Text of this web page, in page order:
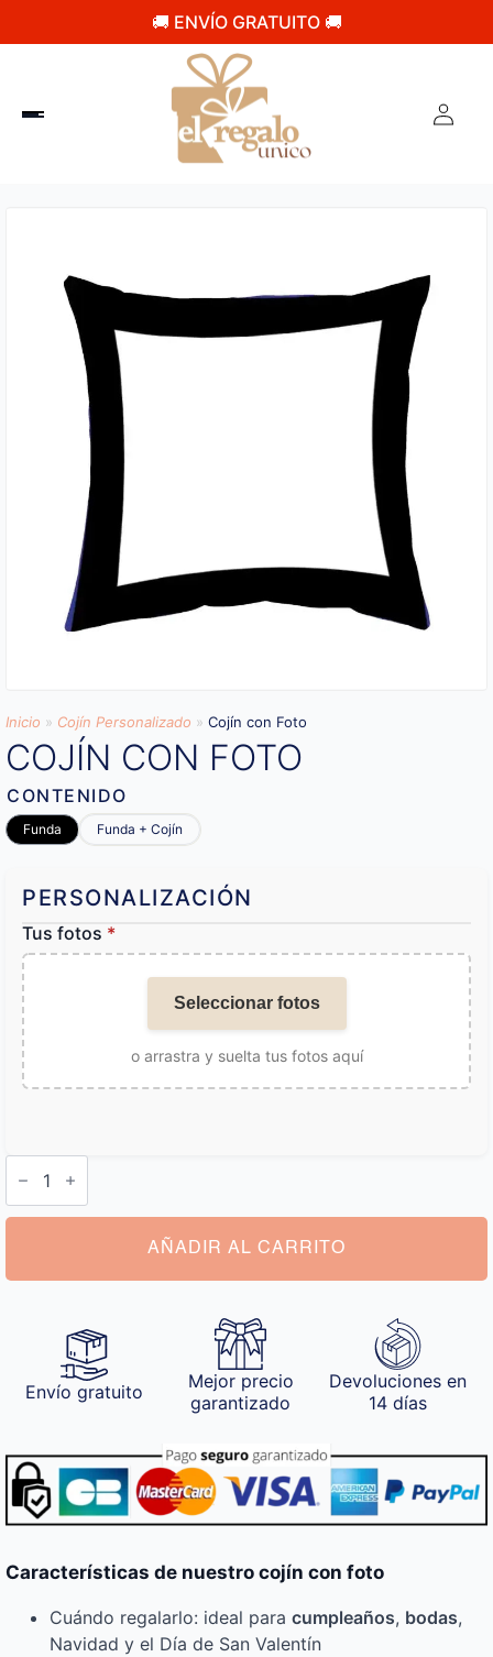
🚚 ENVÍO GRATUITO 🚚
Inicio » Cojín Personalizado » Cojín con Foto
COJÍN CON FOTO
CONTENIDO
Funda Funda + Cojín
PERSONALIZACIÓN
Tus fotos *
Seleccionar fotos
o arrastra y suelta tus fotos aquí
Cojín
con
Foto
cantidad
AÑADIR AL CARRITO
Envío gratuito
Mejor precio
garantizado
Devoluciones en
14 días
Características de nuestro cojín con foto
Cuándo regalarlo: ideal para cumpleaños, bodas,
Navidad y el Día de San Valentín